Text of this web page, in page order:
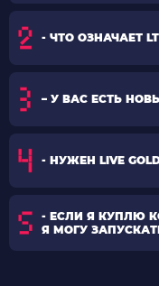
- ЧТО ОЗНАЧАЕТ
– У ВАС ЕСТЬ
- НУЖЕН LIVE
- ЕСЛИ Я КУПЛЮ
Я МОГУ